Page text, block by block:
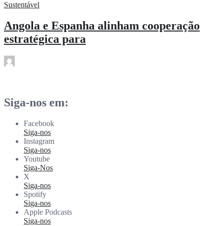
Angola e Espanha alinham cooperação
estratégica para
Siga-nos em:
Facebook
Siga-nos
Instagram
Siga-nos
Youtube
Siga-Nos
X
Siga-nos
Spotify
Siga-nos
Apple Podcasts
Siga-nos